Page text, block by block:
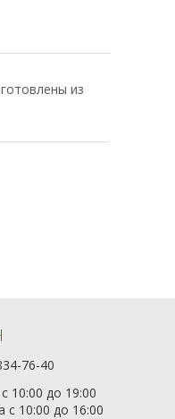
из
76-40
10:00 до 19:00
с 10:00 до 16:00